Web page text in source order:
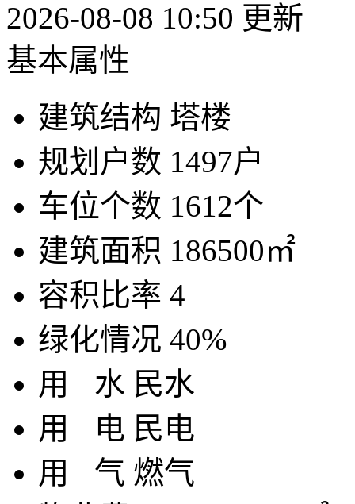
2026-08-08 10:50 更新
基本属性
建筑结构 塔楼
规划户数 1497户
车位个数 1612个
建筑面积 186500㎡
容积比率 4
绿化情况 40%
用 水 民水
用
电 民电
用 气 燃气